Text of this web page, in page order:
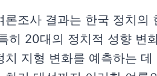
론조사 결과는 한국 정치의
히 20대의 정치적 성향 변
치 지형 변화를 예측하는